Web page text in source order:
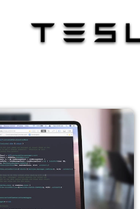
Mac ou PC
comme seul écran
moniteur